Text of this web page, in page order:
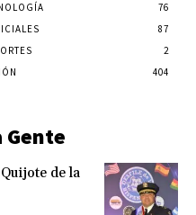
76
87
2
404
Gente
de la